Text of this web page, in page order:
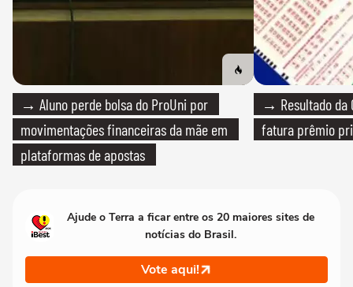
→ Aluno perde bolsa do ProUni por
movimentações financeiras da mãe em
plataformas de apostas
→ Resultado da
fatura prêmio
Ajude o Terra a ficar entre os 20 maiores sites de
notícias do Brasil.
Vote aqui!